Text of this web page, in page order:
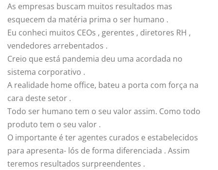
As empresas buscam muitos resultados mas
esquecem da matéria prima o ser humano .
Eu conheci muitos CEOs , gerentes , diretores RH ,
vendedores arrebentados .
Creio que está pandemia deu uma acordada no
sistema corporativo .
A realidade home office, bateu a porta com força na
cara deste setor .
Todo ser humano tem o seu valor assim. Como todo
produto tem o seu valor .
O importante é ter agentes curados e estabelecidos
para apresenta- lós de forma diferenciada . Assim
teremos resultados surpreendentes .